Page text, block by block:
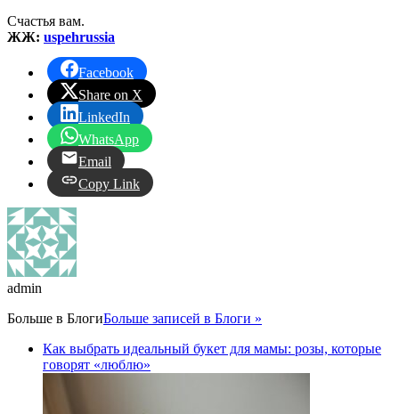
Счастья вам.
ЖЖ: uspehrussia
Facebook
Share on X
LinkedIn
WhatsApp
Email
Copy Link
admin
Больше в БлогиБольше записей в Блоги »
Как выбрать идеальный букет для мамы: розы, которые
говорят «люблю»